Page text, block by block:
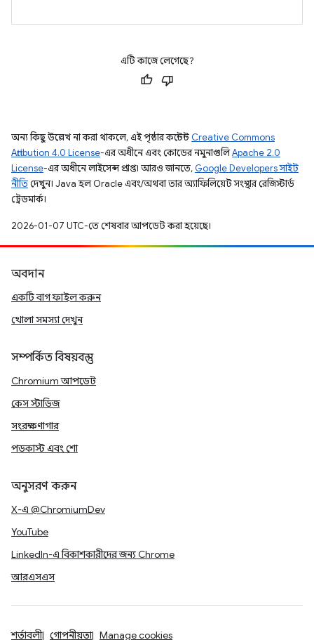
এটি কাজে লেগেছে?
অন্য কিছু উল্লেখ না করা থাকলে, এই পৃষ্ঠার কন্টেন্ট Creative Commons
Attribution 4.0 License-এর অধীনে এবং কোডের নমুনাগুলিApache 2.0
License-এর অধীনে লাইসেন্স প্রাপ্ত। আরও জানতে, Google Developers সাইট
নীতিদেখুন। Java হল Oracle এবং/অথবা তার অ্যাফিলিয়েট সংস্থার রেজিস্টার্ড
ট্রেডমার্ক।
2026-01-07 UTC-তে শেষবার আপডেট করা হয়েছে।
অবদান
একটি বাগ ফাইল করুন
খোলা সমস্যা দেখুন
সম্পর্কিত বিষয়বস্তু
Chromium আপডেট
কেস স্টাডিজ
সংরক্ষণাগার
পডকাস্ট এবং শো
অনুসরণ করুন
X-এ @ChromiumDev
YouTube
LinkedIn-এ বিকাশকারীদের জন্য Chrome
আরএসএস
শর্তাবলী গোপনীয়তা Manage cookies